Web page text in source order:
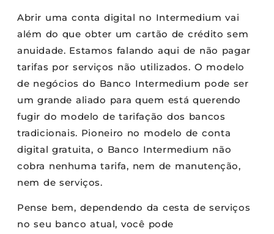
Abrir uma conta digital no Intermedium vai
além do que obter um cartão de crédito sem
anuidade. Estamos falando aqui de não pagar
tarifas por serviços não utilizados. O modelo
de negócios do Banco Intermedium pode ser
um grande aliado para quem está querendo
fugir do modelo de tarifação dos bancos
tradicionais. Pioneiro no modelo de conta
digital gratuita, o Banco Intermedium não
cobra nenhuma tarifa, nem de manutenção,
nem de serviços.
Pense bem, dependendo da cesta de serviços
no seu banco atual, você pode